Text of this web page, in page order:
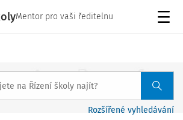
Mentor pro vaši ředitelnu
Rozšířené vyhledávání